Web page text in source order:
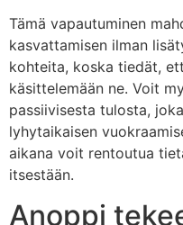
Tämä vapautuminen
kasvattamisen ilman
kohteita, koska tiedät,
käsittelemään ne. Voit
passiivisesta tulosta,
lyhytaikaisen
aikana voit rentoutua
itsestään.
Anoppi